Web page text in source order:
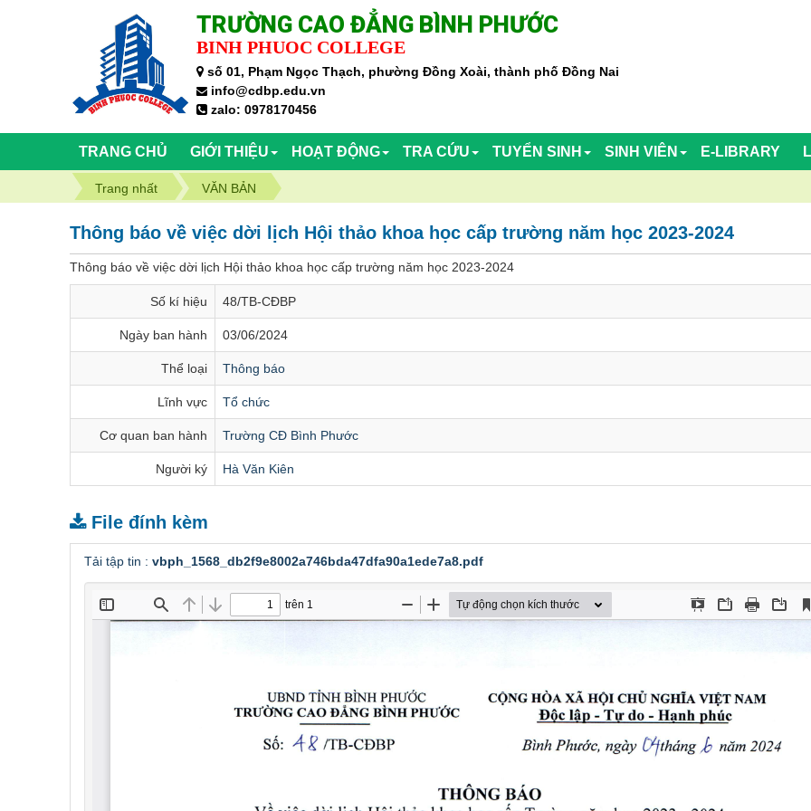
TRƯỜNG CAO ĐẲNG BÌNH PHƯỚC
BINH PHUOC COLLEGE
số 01, Phạm Ngọc Thạch, phường Đồng Xoài, thành phố Đồng Nai
info@cdbp.edu.vn
zalo: 0978170456
TRANG CHỦ GIỚI THIỆU HOẠT ĐỘNG TRA CỨU TUYỂN SINH SINH VIÊN E-LIBRARY
Trang nhất VĂN BẢN
Thông báo về việc dời lịch Hội thảo khoa học cấp trường năm học 2023-2024
Thông báo về việc dời lịch Hội thảo khoa học cấp trường năm học 2023-2024
Số kí hiệu 48/TB-CĐBP
Ngày ban hành 03/06/2024
Thể loại Thông báo
Lĩnh vực Tổ chức
Cơ quan ban hành Trường CĐ Bình Phước
Người ký Hà Văn Kiên
File đính kèm
Tải tập tin : vbph_1568_db2f9e8002a746bda47dfa90a1ede7a8.pdf